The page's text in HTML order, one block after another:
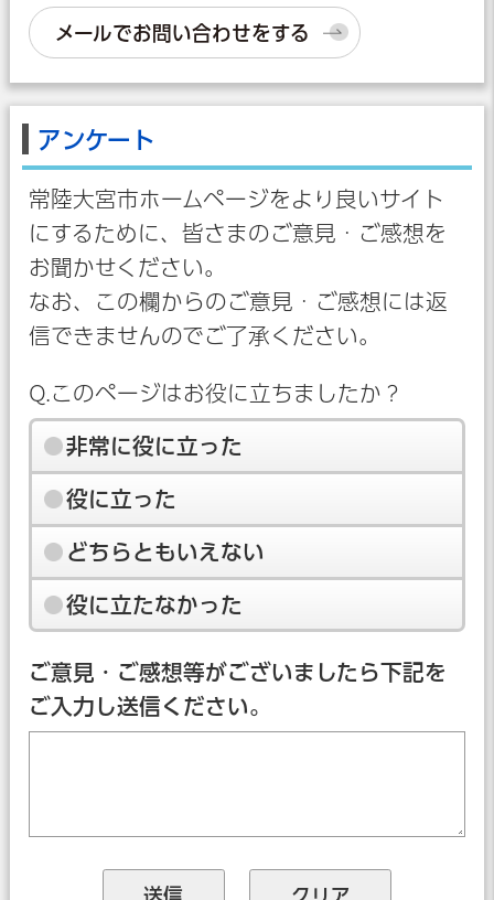
メールでお問い合わせをする
アンケート
常陸大宮市ホームページをより良いサイト
にするために、皆さまのご意見・ご感想を
お聞かせください。
なお、この欄からのご意見・ご感想には返
信できませんのでご了承ください。
Q.このページはお役に立ちましたか？
非常に役に立った
役に立った
どちらともいえない
役に立たなかった
ご意見・ご感想等がございましたら下記を
ご入力し送信ください。